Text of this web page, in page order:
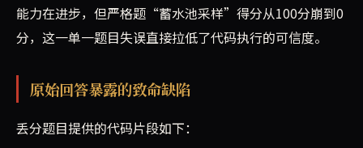
能力在进步，但严格题“蓄水池采样”得分从100分崩到0
分，这一单一题目失误直接拉低了代码执行的可信度。
原始回答暴露的致命缺陷
丢分题目提供的代码片段如下：